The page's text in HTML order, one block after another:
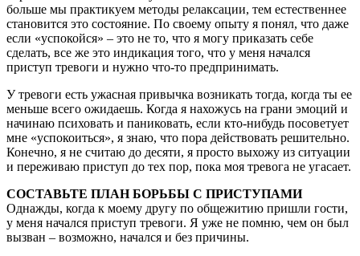
больше мы практикуем методы релаксации, тем естественнее
становится это состояние. По своему опыту я понял, что даже
если «успокойся» – это не то, что я могу приказать себе
сделать, все же это индикация того, что у меня начался
приступ тревоги и нужно что-то предпринимать.
У тревоги есть ужасная привычка возникать тогда, когда ты ее
меньше всего ожидаешь. Когда я нахожусь на грани эмоций и
начинаю психовать и паниковать, если кто-нибудь посоветует
мне «успокоиться», я знаю, что пора действовать решительно.
Конечно, я не считаю до десяти, я просто выхожу из ситуации
и переживаю приступ до тех пор, пока моя тревога не угасает.
СОСТАВЬТЕ ПЛАН БОРЬБЫ С ПРИСТУПАМИ
Однажды, когда к моему другу по общежитию пришли гости,
у меня начался приступ тревоги. Я уже не помню, чем он был
вызван – возможно, начался и без причины.